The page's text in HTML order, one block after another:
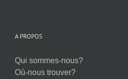
A PROPOS
Qui sommes-nous?
Où-nous trouver?